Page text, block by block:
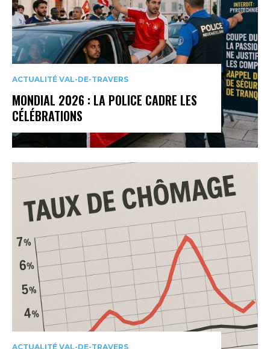
ACTUALITÉ VAL-DE-TRAVERS
MONDIAL 2026 : LA POLICE CADRE LES
CÉLÉBRATIONS
ACTUALITÉ VAL-DE-TRAVERS